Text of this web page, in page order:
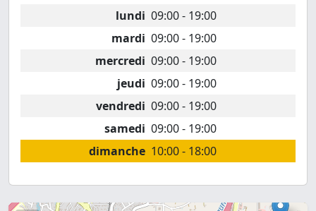
lundi 09:00 - 19:00
mardi 09:00 - 19:00
mercredi 09:00 - 19:00
jeudi 09:00 - 19:00
vendredi 09:00 - 19:00
samedi 09:00 - 19:00
dimanche 10:00 - 18:00